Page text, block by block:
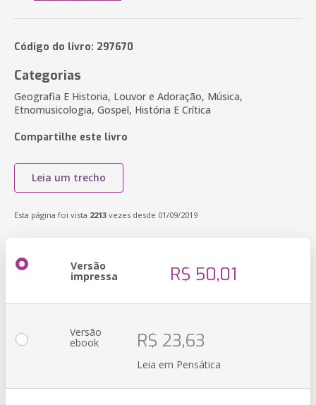
Código do livro: 297670
Categorias
Geografia E Historia, Louvor e Adoração, Música,
Etnomusicologia, Gospel, História E Crítica
Compartilhe este livro
Leia um trecho
Esta página foi vista 2213 vezes desde 01/09/2019
Versão
impressa R$ 50,01
Versão
ebook R$ 23,63
Leia em Pensática